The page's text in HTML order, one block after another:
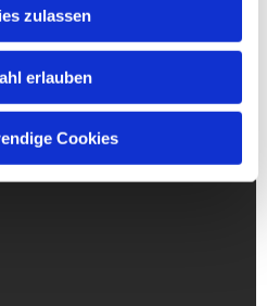
zulassen
erlauben
Cookies